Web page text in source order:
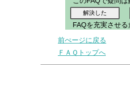
FAQを充実させる
前ぺージに戻る
ＦＡＱトップへ